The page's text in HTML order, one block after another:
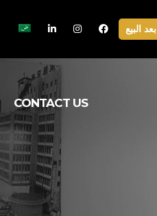
بعد البيع
CONTACT US